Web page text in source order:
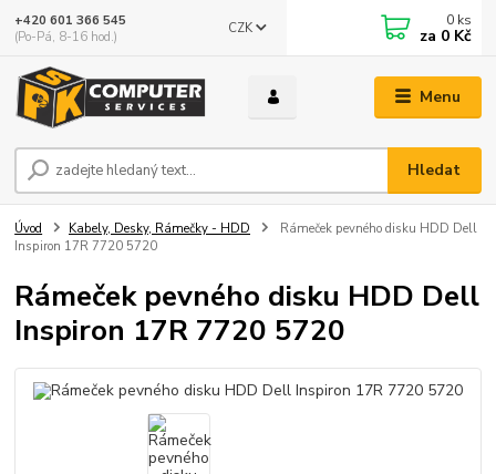
Menu
CZK
Hledat
+420 601 366 545
(Po-Pá, 8-16 hod.)
0 ks
za 0 Kč
Úvod Kabely, Desky, Rámečky - HDD
Rámeček pevného disku HDD Dell
Inspiron 17R 7720 5720
Rámeček pevného disku HDD Dell
Inspiron 17R 7720 5720